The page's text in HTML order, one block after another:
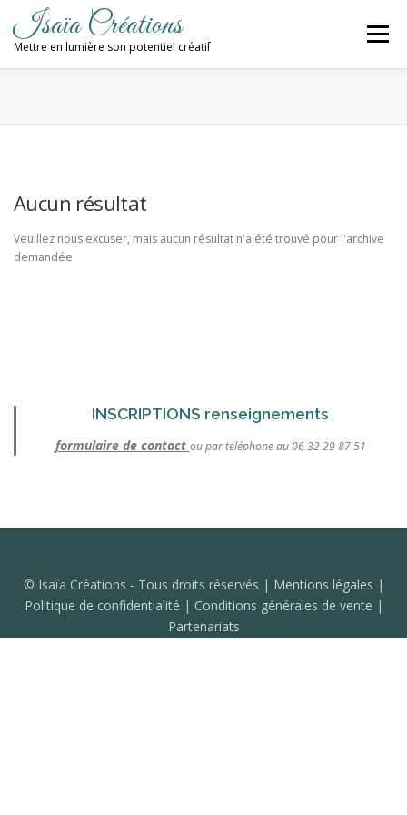
contenu
Isaïa Créations
Mettre en lumière son potentiel créatif
Menu
CONTACT / NEWSLETTER
Aucun résultat
Veuillez nous excuser, mais aucun résultat n'a été trouvé pour l'archive
demandée
INSCRIPTIONS renseignements
formulaire de contact ou par téléphone au 06 32 29 87 51
© Isaïa Créations - Tous droits réservés | Mentions légales |
Politique de confidentialité | Conditions générales de vente |
Partenariats